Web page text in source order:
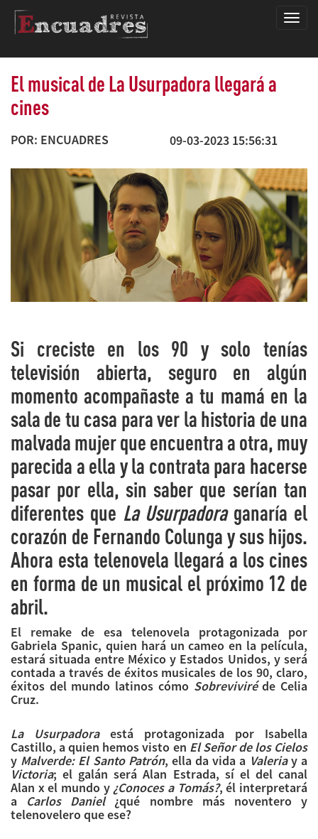
El musical de La Usurpadora llegará a
cines
POR: ENCUADRES 09-03-2023 15:56:31
Si creciste en los 90 y solo tenías
televisión abierta, seguro en algún
momento acompañaste a tu mamá en la
sala de tu casa para ver la historia de una
malvada mujer que encuentra a otra, muy
parecida a ella y la contrata para hacerse
pasar por ella, sin saber que serían tan
diferentes que La Usurpadoraganaría el
corazón de Fernando Colunga y sus hijos.
Ahora esta telenovela llegará a los cines
en forma de un musical el próximo 12 de
abril.
El remake de esa telenovela protagonizada por
Gabriela Spanic, quien hará un cameo en la película,
estará situada entre México y Estados Unidos, y será
contada a través de éxitos musicales de los 90, claro,
éxitos del mundo latinos cómo Sobreviviréde Celia
Cruz.
La Usurpadoraestá protagonizada por Isabella
Castillo, a quien hemos visto en El Señor de los Cielos
y Malverde: El Santo Patrón, ella da vida a Valeriay a
Victoria; el galán será Alan Estrada, sí el del canal
Alan x el mundo y ¿Conoces a Tomás?, él interpretará
a Carlos Daniel¿qué nombre más noventero y
telenovelero que ese?